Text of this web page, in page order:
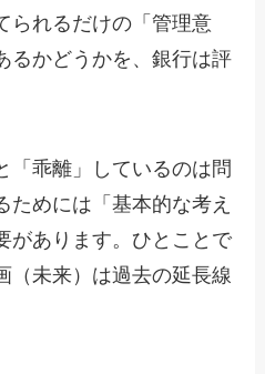
られるだけの「管理意
るかどうかを、銀行は評
「乖離」しているのは問
ためには「基本的な考え
があります。ひとことで
（未来）は過去の延長線